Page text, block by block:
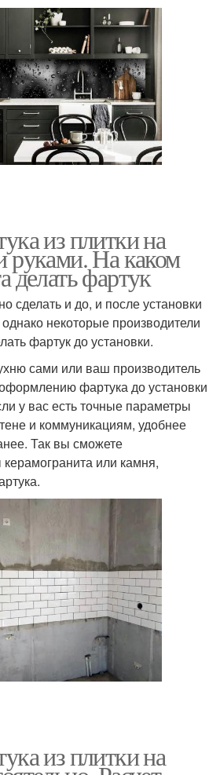
из плитки на
руками. На каком
делать фартук
сделать и до, и после установки
однако некоторые производители
фартук до установки.
сами или ваш производитель
фартука до установки
у вас есть точные параметры
и коммуникациям, удобнее
Так вы сможете
или камня,
из плитки на